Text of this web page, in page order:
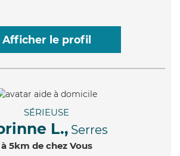
Afficher le profil
SÉRIEUSE
L., Serres
à 5km de chez Vous